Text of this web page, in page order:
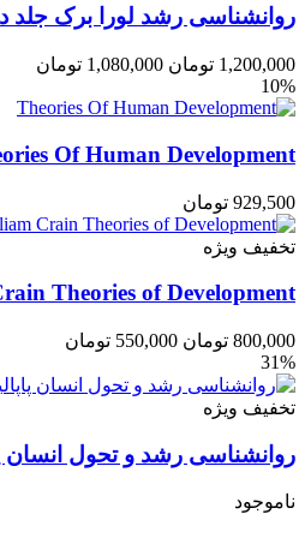
روانشناسی رشد لورا برک جلد
1,200,000 تومان 1,080,000 تومان
10%
Of Human Development
929,500 تومان
تخفیف ویژه
Theories of Development
800,000 تومان 550,000 تومان
31%
تخفیف ویژه
روانشناسی رشد و تحول انسان
ناموجود